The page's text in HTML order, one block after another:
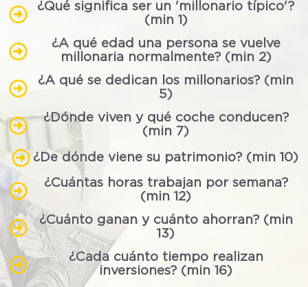
¿Qué significa ser un 'millonario típico'?
(min 1)
¿A qué edad una persona se vuelve
millonaria normalmente? (min 2)
¿A qué se dedican los millonarios? (min
5)
¿Dónde viven y qué coche conducen?
(min 7)
¿De dónde viene su patrimonio? (min 10)
¿Cuántas horas trabajan por semana?
(min 12)
¿Cuánto ganan y cuánto ahorran? (min
13)
¿Cada cuánto tiempo realizan
inversiones? (min 16)